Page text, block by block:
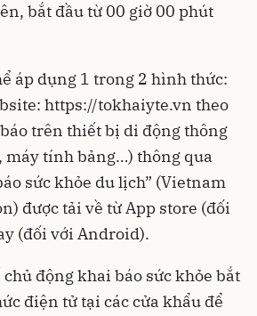
bắt đầu từ 00 giờ 00 phút
áp dụng 1 trong 2 hình thức:
https://tokhaiyte.vn theo
trên thiết bị di động thông
tính bảng…) thông qua
sức khỏe du lịch” (Vietnam
được tải về từ App store (đối
(đối với Android).
động khai báo sức khỏe bắt
điện tử tại các cửa khẩu để